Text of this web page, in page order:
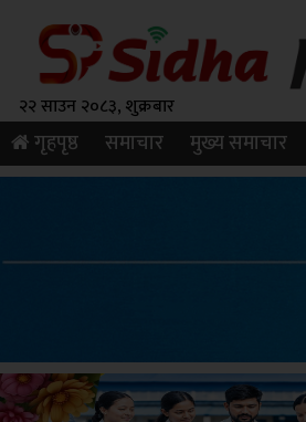
२२ साउन २०८३, शुक्रबार
गृहपृष्ठ समाचार मुख्य समाचार